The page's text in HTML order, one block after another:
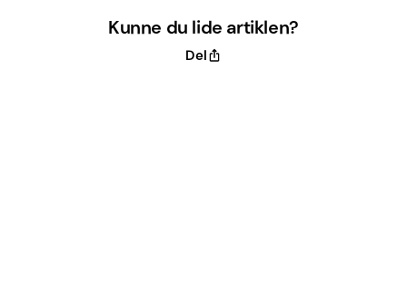
Kunne du lide artiklen?
Del